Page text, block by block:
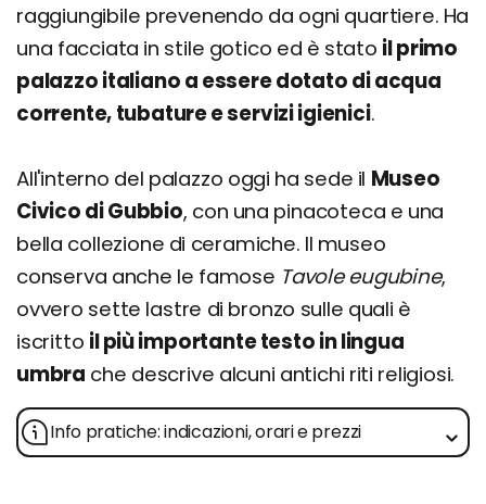
raggiungibile prevenendo da ogni quartiere. Ha
una facciata in stile gotico ed è stato il primo
palazzo italiano a essere dotato di acqua
corrente, tubature e servizi igienici.
All'interno del palazzo oggi ha sede il Museo
Civico di Gubbio, con una pinacoteca e una
bella collezione di ceramiche. Il museo
conserva anche le famose Tavole eugubine,
ovvero sette lastre di bronzo sulle quali è
iscritto il più importante testo in lingua
umbra che descrive alcuni antichi riti religiosi.
Info pratiche: indicazioni, orari e prezzi